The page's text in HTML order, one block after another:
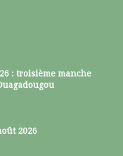
: troisième manche
2026